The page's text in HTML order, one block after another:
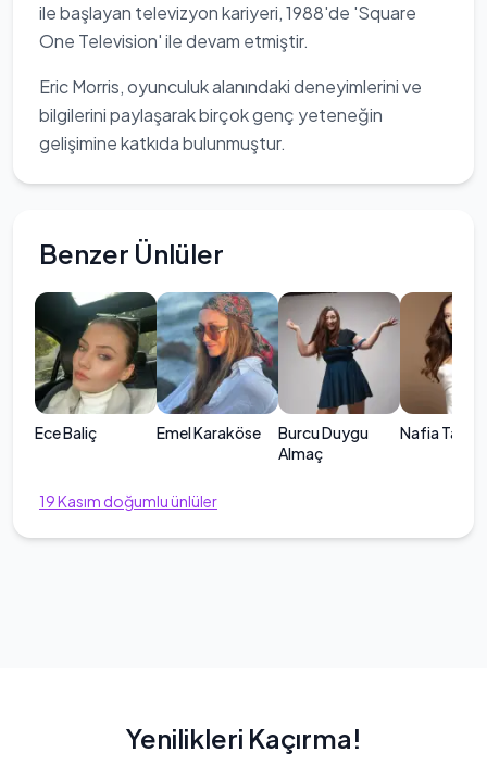
ile başlayan televizyon kariyeri, 1988'de 'Square
One Television' ile devam etmiştir.
Eric Morris, oyunculuk alanındaki deneyimlerini ve
bilgilerini paylaşarak birçok genç yeteneğin
gelişimine katkıda bulunmuştur.
Benzer Ünlüler
Ece Baliç Emel Karaköse
Burcu Duygu
Almaç
Nafia
19Kasım doğumlu ünlüler
Yenilikleri Kaçırma!